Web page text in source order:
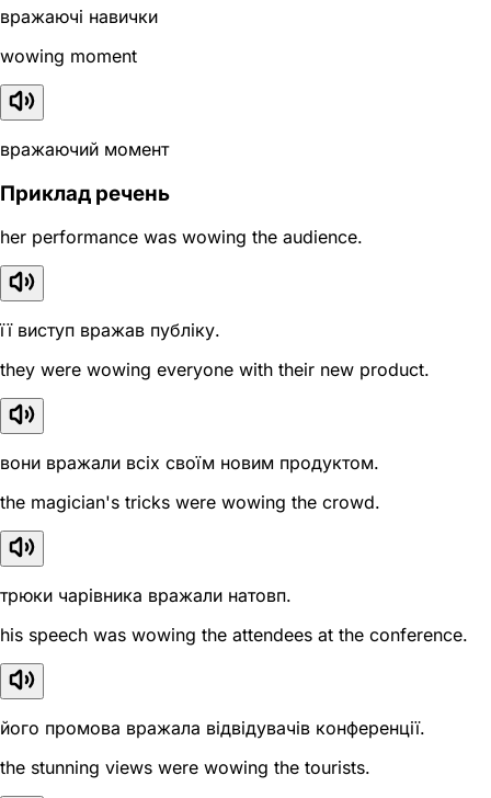
вражаючі навички
wowing moment
вражаючий момент
Приклад речень
her performance was wowing the audience.
її виступ вражав публіку.
they were wowing everyone with their new product.
вони вражали всіх своїм новим продуктом.
the magician's tricks were wowing the crowd.
трюки чарівника вражали натовп.
his speech was wowing the attendees at the conference.
його промова вражала відвідувачів конференції.
the stunning views were wowing the tourists.